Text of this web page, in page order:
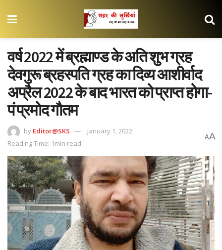
वर्ष 2022 में ब्रह्माण्ड के अति शुभ ग्रह
देवगुरू ब्रहस्पति ग्रह का दिव्य आशीर्वाद
अप्रैल 2022 के बाद भारत को प्राप्त होगा-
पं प्रमोद गौतम
by Editor@SKS
January 1, 2022
Reading Time: 1min read
AA